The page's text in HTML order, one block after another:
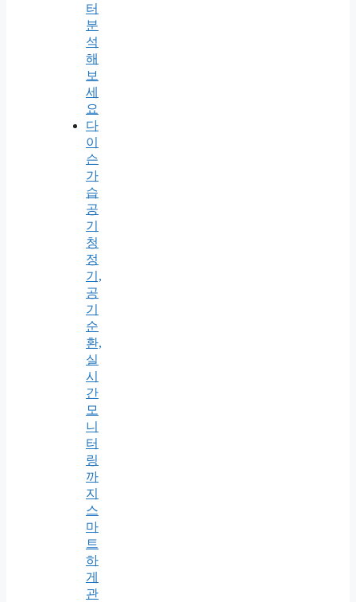
터
분
석
해
보
세
요
다
이
슨
가
습
공
기
청
정
기,
공
기
순
환,
실
시
간
모
니
터
링
까
지
스
마
트
하
게
관